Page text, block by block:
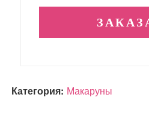
Категория: Макаруны